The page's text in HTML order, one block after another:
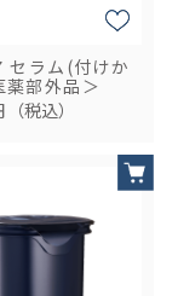
セラム(付けか
薬部外品＞
（税込）